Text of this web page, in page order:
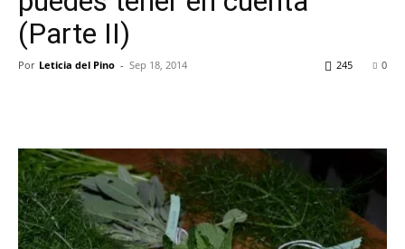
(Parte II)
Por Leticia del Pino - Sep 18, 2014 0
245